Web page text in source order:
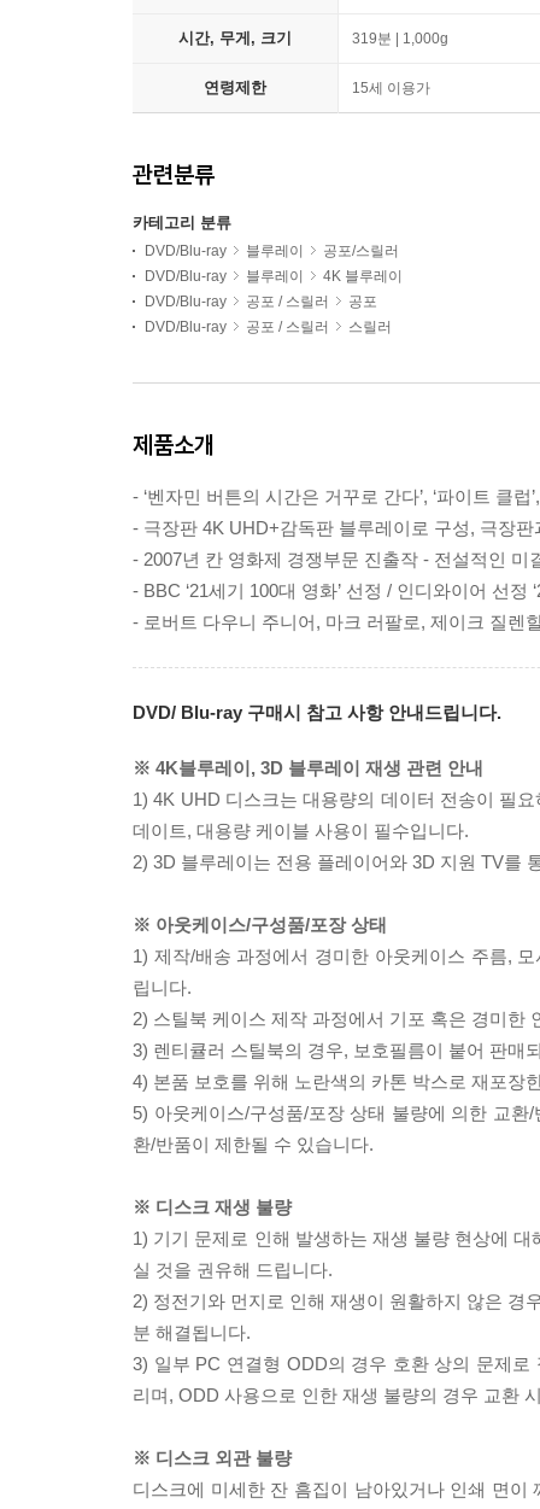
시간, 무게, 크기 319분 | 1,000g
연령제한 15세 이용가
관련분류
카테고리 분류
DVD/Blu-ray 블루레이
공포/스릴러
DVD/Blu-ray
블루레이
4K 블루레이
DVD/Blu-ray
공포 / 스릴러
공포
DVD/Blu-ray
공포 / 스릴러 스릴러
제품소개
- ‘벤자민 버튼의 시간은 거꾸로 간다’, ‘파이트 클
- 극장판 4K UHD+감독판 블루레이로 구성, 극장
- 2007년 칸 영화제 경쟁부문 진출작 - 전설적인
- BBC ‘21세기 100대 영화’ 선정 / 인디와이어 선정
- 로버트 다우니 주니어, 마크 러팔로, 제이크 질렌
DVD/ Blu-ray 구매시 참고 사항 안내드립니다.
※ 4K블루레이, 3D 블루레이 재생 관련 안내
1) 4K UHD 디스크는 대용량의 데이터 전송이 필
데이트, 대용량 케이블 사용이 필수입니다.
2) 3D 블루레이는 전용 플레이어와 3D 지원 TV를
※ 아웃케이스/구성품/포장 상태
1) 제작/배송 과정에서 경미한 아웃케이스 주름,
립니다.
2) 스틸북 케이스 제작 과정에서 기포 혹은 경미한
3) 렌티큘러 스틸북의 경우, 보호필름이 붙어 판매
4) 본품 보호를 위해 노란색의 카톤 박스로 재포장
5) 아웃케이스/구성품/포장 상태 불량에 의한 교
환/반품이 제한될 수 있습니다.
※ 디스크 재생 불량
1) 기기 문제로 인해 발생하는 재생 불량 현상에
실 것을 권유해 드립니다.
2) 정전기와 먼지로 인해 재생이 원활하지 않은 경
분 해결됩니다.
3) 일부 PC 연결형 ODD의 경우 호환 상의 문제
리며, ODD 사용으로 인한 재생 불량의 경우 교환
※ 디스크 외관 불량
디스크에 미세한 잔 흠집이 남아있거나 인쇄 면